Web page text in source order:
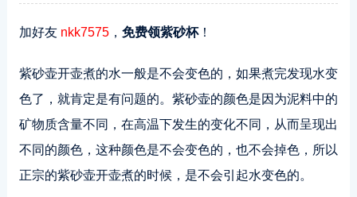
加好友 nkk7575， 免费领紫砂杯！
紫砂壶开壶煮的水一般是不会变色的，如果煮完发现水变
色了，就肯定是有问题的。紫砂壶的颜色是因为泥料中的
矿物质含量不同，在高温下发生的变化不同，从而呈现出
不同的颜色，这种颜色是不会变色的，也不会掉色，所以
正宗的紫砂壶开壶煮的时候，是不会引起水变色的。